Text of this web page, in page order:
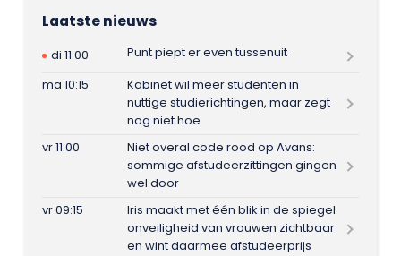
Laatste nieuws
di 11:00
Punt piept er even tussenuit
ma 10:15
Kabinet wil meer studenten in
nuttige studierichtingen, maar zegt
nog niet hoe
vr 11:00
Niet overal code rood op Avans:
sommige afstudeerzittingen gingen
wel door
vr 09:15
Iris maakt met één blik in de spiegel
onveiligheid van vrouwen zichtbaar
en wint daarmee afstudeerprijs